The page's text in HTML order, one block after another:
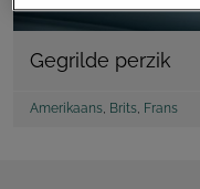
Gegrilde perzik
Amerikaans, Brits, Frans